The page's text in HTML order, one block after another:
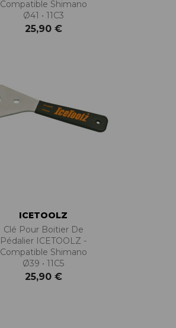
Compatible Shimano
Ø41 • 11C3
25,90 €
ICETOOLZ
Clé Pour Boitier De
Pédalier ICETOOLZ -
Compatible Shimano
Ø39 • 11C5
25,90 €